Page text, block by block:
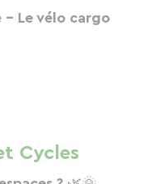
– Le vélo cargo
Cycles